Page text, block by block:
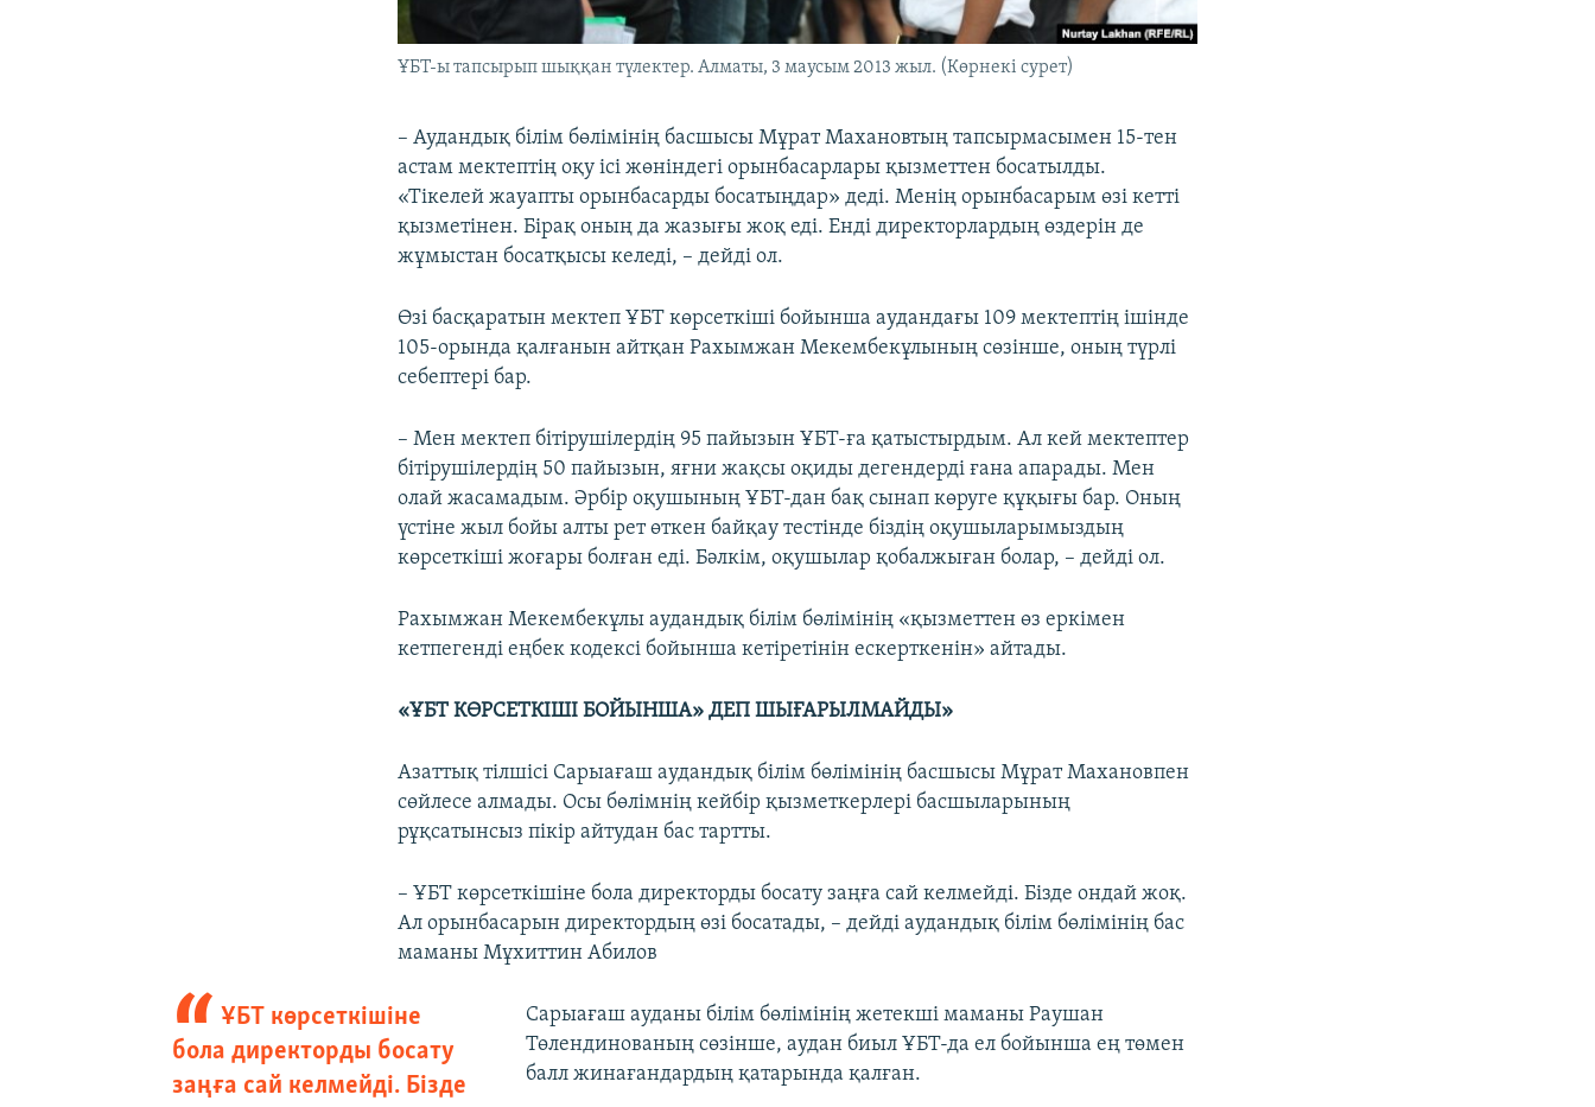
ҰБТ-ы тапсырып шыққан түлектер. Алматы, 3 маусым 2013 жыл. (Көрнекі сурет)
– Аудандық білім бөлімінің басшысы Мұрат Махановтың тапсырмасымен 15-тен
астам мектептің оқу ісі жөніндегі орынбасарлары қызметтен босатылды.
«Тікелей жауапты орынбасарды босатыңдар» деді. Менің орынбасарым өзі кетті
қызметінен. Бірақ оның да жазығы жоқ еді. Енді директорлардың өздерін де
жұмыстан босатқысы келеді, – дейді ол.
Өзі басқаратын мектеп ҰБТ көрсеткіші бойынша аудандағы 109 мектептің ішінде
105-орында қалғанын айтқан Рахымжан Мекембекұлының сөзінше, оның түрлі
себептері бар.
– Мен мектеп бітірушілердің 95 пайызын ҰБТ-ға қатыстырдым. Ал кей мектептер
бітірушілердің 50 пайызын, яғни жақсы оқиды дегендерді ғана апарады. Мен
олай жасамадым. Әрбір оқушының ҰБТ-дан бақ сынап көруге құқығы бар. Оның
үстіне жыл бойы алты рет өткен байқау тестінде біздің оқушыларымыздың
көрсеткіші жоғары болған еді. Бәлкім, оқушылар қобалжыған болар, – дейді ол.
Рахымжан Мекембекұлы аудандық білім бөлімінің «қызметтен өз еркімен
кетпегенді еңбек кодексі бойынша кетіретінін ескерткенін» айтады.
«ҰБТ КӨРСЕТКІШІ БОЙЫНША» ДЕП ШЫҒАРЫЛМАЙДЫ»
Азаттық тілшісі Сарыағаш аудандық білім бөлімінің басшысы Мұрат Махановпен
сөйлесе алмады. Осы бөлімнің кейбір қызметкерлері басшыларының
рұқсатынсыз пікір айтудан бас тартты.
– ҰБТ көрсеткішіне бола директорды босату заңға сай келмейді. Бізде ондай жоқ.
Ал орынбасарын директордың өзі босатады, – дейді аудандық білім бөлімінің бас
маманы Мұхиттин Абилов
ҰБТ көрсеткішіне
бола директорды босату
заңға сай келмейді. Бізде
Сарыағаш ауданы білім бөлімінің жетекші маманы Раушан
Төлендинованың сөзінше, аудан биыл ҰБТ-да ел бойынша ең төмен
балл жинағандардың қатарында қалған.